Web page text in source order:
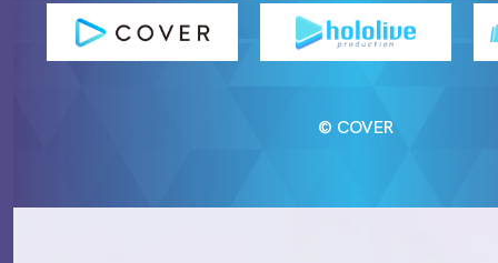
© COVER